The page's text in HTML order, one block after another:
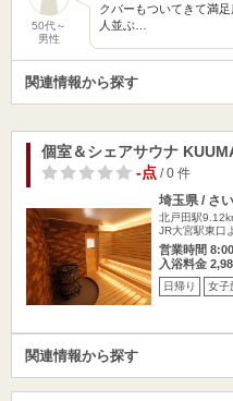
50代～
男性
クバーもついてきて満
人並ぶ…
関連情報から探す
個室＆シェアサウナ
-点/ 0 件
埼玉県 / さ
北戸田駅
JR大宮駅東口
営業時間
入浴料金
日帰り 女子
関連情報から探す